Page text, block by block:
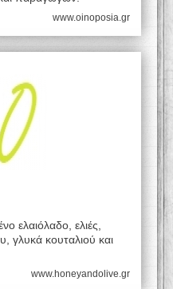
www.oinoposia.gr
ελαιόλαδο, ελιές,
γλυκά κουταλιού και
www.honeyandolive.gr